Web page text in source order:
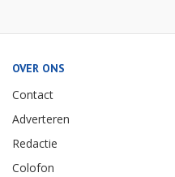
OVER ONS
Contact
Adverteren
Redactie
Colofon